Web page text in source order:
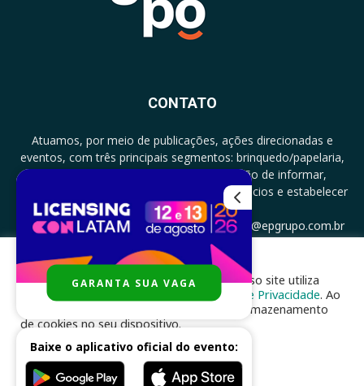
CONTATO
Atuamos, por meio de publicações, ações direcionadas e
eventos, com três principais segmentos: brinquedo/papelaria,
licenciamento e zero a três com a missão de informar,
documentar, proporcionar encontro de negócios e estabelecer
parcerias.
CONTATO: +5511994513097 - atendimento@epgrupo.com.br
SIGA-NOS
Para melhor experiência e navegação, nosso site utiliza
cookies, de acordo com a nossa
Política de Privacidade. Ao
clicar em “aceito”, você concorda com o armazenamento
de cookies no seu dispositivo.
ACEITAR
GARANTA SUA VAGA
Baixe o aplicativo oficial do evento: